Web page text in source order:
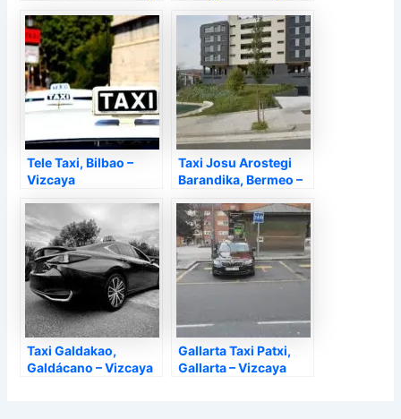
Tele Taxi, Bilbao –
Vizcaya
Taxi Josu Arostegi
Barandika, Bermeo –
Taxi Galdakao,
Galdácano – Vizcaya
Gallarta Taxi Patxi,
Gallarta – Vizcaya